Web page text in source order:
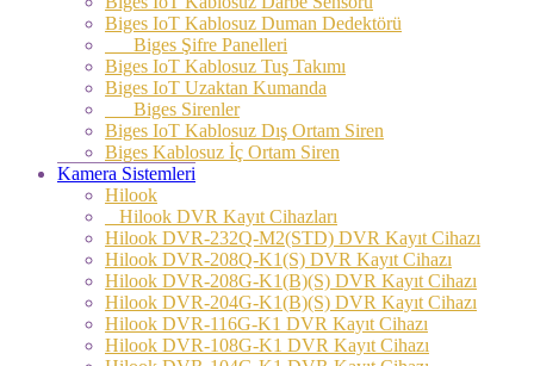
Biges IoT Kablosuz Duman Dedektörü
Biges Şifre Panelleri
Biges IoT Kablosuz Tuş Takımı
Biges IoT Uzaktan Kumanda
Biges Sirenler
Biges IoT Kablosuz Dış Ortam Siren
Biges Kablosuz İç Ortam Siren
Kamera Sistemleri
Hilook
Hilook DVR Kayıt Cihazları
Hilook DVR-232Q-M2(STD) DVR Kayıt Cihazı
Hilook DVR-208Q-K1(S) DVR Kayıt Cihazı
Hilook DVR-208G-K1(B)(S) DVR Kayıt Cihazı
Hilook DVR-204G-K1(B)(S) DVR Kayıt Cihazı
Hilook DVR-116G-K1 DVR Kayıt Cihazı
Hilook DVR-108G-K1 DVR Kayıt Cihazı